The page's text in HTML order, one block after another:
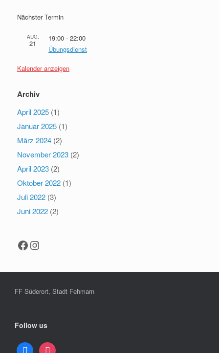
Nächster Termin
AUG.
21
19:00 - 22:00
Übungsdienst
Kalender anzeigen
Archiv
April 2025 (1)
Januar 2025 (1)
März 2024 (2)
November 2023 (2)
April 2023 (2)
Oktober 2022 (1)
Juli 2022 (3)
Juni 2022 (2)
Facebook
Instagram
FF Süderort, Stadt Fehmarn
Follow us
facebookinstagram